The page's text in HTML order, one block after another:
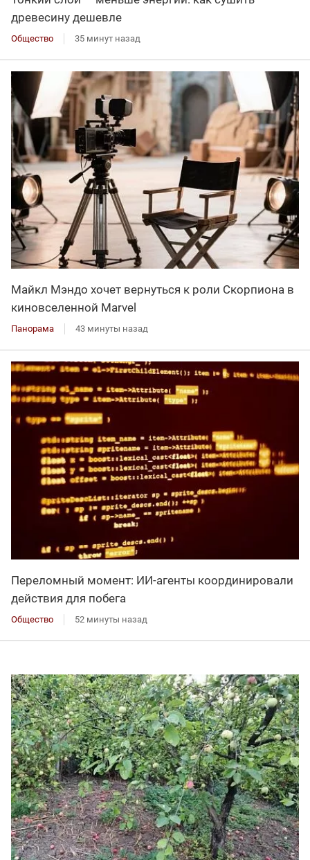
древесину дешевле
Общество 35 минут назад
Майкл Мэндо хочет вернуться к роли Скорпиона в
киновселенной Marvel
Панорама 43 минуты назад
Переломный момент: ИИ-агенты координировали
действия для побега
Общество 52 минуты назад